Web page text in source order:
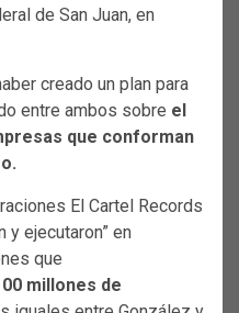
de San Juan, en
creado un plan para
entre ambos sobre el
que conforman
El Cartel Records
y ejecutaron” en
que
millones de